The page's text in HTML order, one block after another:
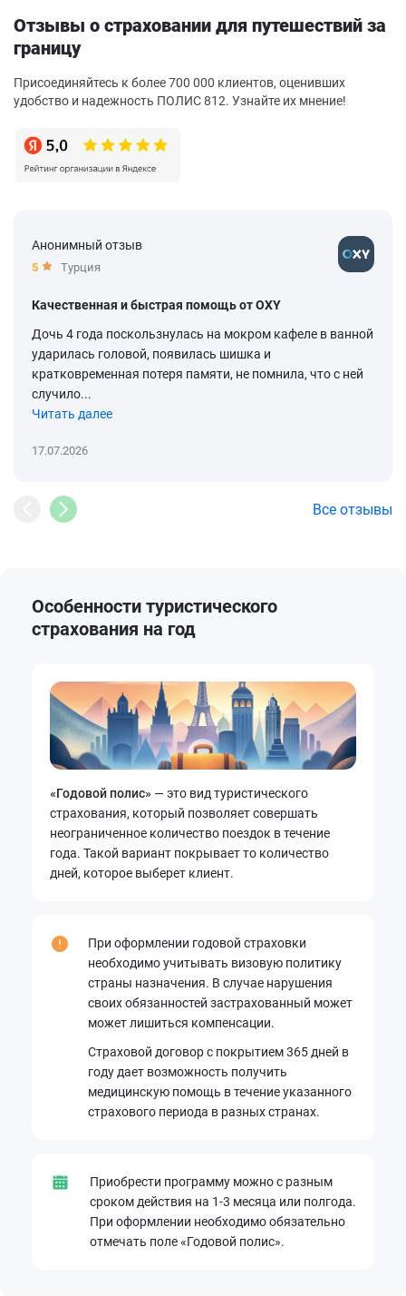
Отзывы о страховании для путешествий за
границу
Присоединяйтесь к более 700 000 клиентов, оценивших
удобство и надежность ПОЛИС 812. Узнайте их мнение!
Анонимный отзыв
5 Турция
Качественная и быстрая помощь от OXY
Дочь 4 года поскользнулась на мокром кафеле в ванной
ударилась головой, появилась шишка и
кратковременная потеря памяти, не помнила, что с ней
случило...
Читать далее
17.07.2026
Все отзывы
Особенности туристического
страхования на год
«Годовой полис» — это вид туристического
страхования, который позволяет совершать
неограниченное количество поездок в течение
года. Такой вариант покрывает то количество
дней, которое выберет клиент.
При оформлении годовой страховки
необходимо учитывать визовую политику
страны назначения. В случае нарушения
своих обязанностей застрахованный может
может лишиться компенсации.
Страховой договор с покрытием 365 дней в
году дает возможность получить
медицинскую помощь в течение указанного
страхового периода в разных странах.
Приобрести программу можно с разным
сроком действия на 1-3 месяца или полгода.
При оформлении необходимо обязательно
отмечать поле «Годовой полис».